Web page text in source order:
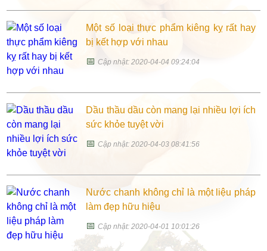
Một số loại thực phẩm kiêng kỵ rất hay
bị kết hợp với nhau
📅Cập nhật: 2020-04-04 09:24:04
Dầu thầu dầu còn mang lại nhiều lợi ích
sức khỏe tuyệt vời
📅Cập nhật: 2020-04-03 08:41:56
Nước chanh không chỉ là một liệu pháp
làm đẹp hữu hiệu
📅Cập nhật: 2020-04-01 10:01:26